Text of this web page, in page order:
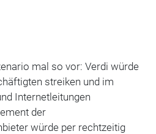
mal so vor: Verdi würde
streiken und im
Internetleitungen
der
würde per rechtzeitig